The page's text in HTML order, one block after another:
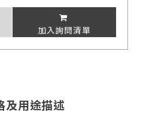
加入詢問清單
及用途描述